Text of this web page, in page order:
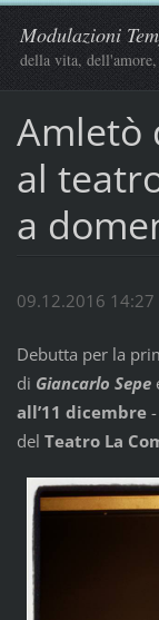
Modulazioni
della vita,
Amletò
al
a
09.12.2016 14:27
Debutta per la
di Giancarlo Sepe
all’11 dicembre-
del Teatro La